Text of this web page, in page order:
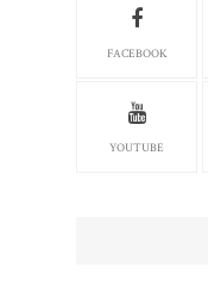
FACEBOOK
YOUTUBE